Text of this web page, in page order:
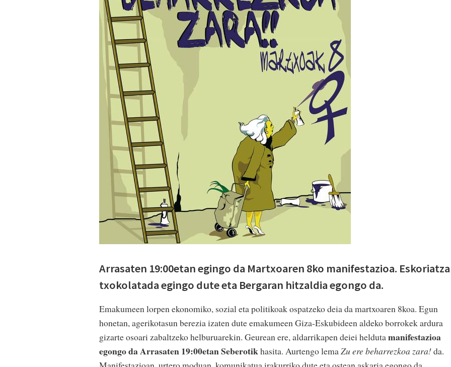
Arrasaten 19:00etan egingo da Martxoaren 8ko manifestazioa.
txokolatada egingo dute eta Bergaran hitzaldia egongo da.
Emakumeen lorpen ekonomiko, sozial eta politikoak ospatzeko deia da martxoaren 8koa. Egun
honetan, agerikotasun berezia izaten dute emakumeen Giza-Eskubideen aldeko borrokek ardura
gizarte osoari zabaltzeko helburuarekin. Geurean ere, aldarrikapen deiei heldutamanifestazioa
egongo da Arrasaten 19:00etan Seberotikhasita. Aurtengo lemaZu ere beharrezkoa zara!da.